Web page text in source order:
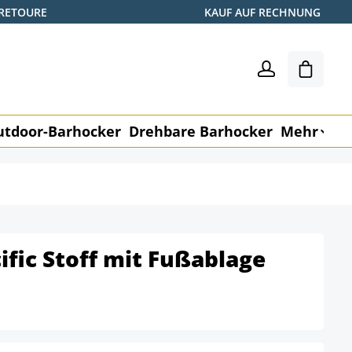
KAUF AUF RECHNUNG
Barhocker Drehbare Barhocker Mehr
Stoff mit Fußablage